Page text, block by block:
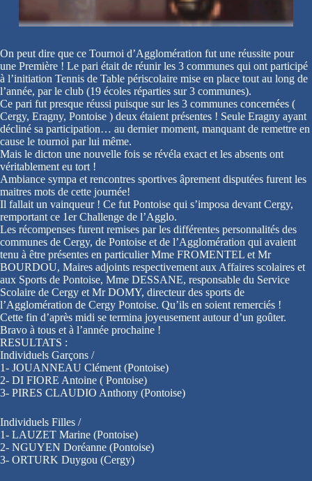
On peut dire que ce Tournoi d’Agglomération fut une réussite pour
une Première ! Le pari était de réunir les 3 communes qui ont participé
à l’initiation Tennis de Table périscolaire mise en place tout au long de
l’année, par le club (19 écoles réparties sur 3 communes).
Ce pari fut presque réussi puisque sur les 3 communes concernées (
Cergy, Eragny, Pontoise ) deux étaient présentes ! Seule Eragny ayant
décliné sa participation… au dernier moment, manquant de remettre en
cause le tournoi par lui même.
Mais le dicton une nouvelle fois se révéla exact et les absents ont
véritablement eu tort !
Ambiance sympa et rencontres sportives âprement disputées furent les
maitres mots de cette journée!
Il fallait un vainqueur ! Ce fut Pontoise qui s’imposa devant Cergy,
remportant ce 1er Challenge de l’Agglo.
Les récompenses furent remises par les différentes personnalités des
communes de Cergy, de Pontoise et de l’Agglomération qui avaient
tenu à être présentes en particulier Mme FROMENTEL et Mr
BOURDOU, Maires adjoints respectivement aux Affaires scolaires et
aux Sports de Pontoise, Mme DESSANE, responsable du Service
Scolaire de Cergy et Mr DOMY, directeur des sports de
l’Agglomération de Cergy Pontoise. Qu’ils en soient remerciés !
Cette fin d’après midi se termina joyeusement autour d’un goûter.
Bravo à tous et à l’année prochaine !
RESULTATS :
Individuels Garçons /
1- JOUANNEAU Clément (Pontoise)
2- DI FIORE Antoine ( Pontoise)
3- PIRES CLAUDIO Anthony (Pontoise)
Individuels Filles /
1- LAUZET Marine (Pontoise)
2- NGUYEN Doréanne (Pontoise)
3- ORTURK Duygou (Cergy)